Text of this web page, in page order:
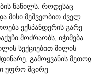
ნაწილს. როდესაც
მისი მეშვეობით ძველ
ექსპანდერის გარე
მოძრაობს, იჭიმება
სექციებით მილის
გამოყვანის
უფრო მცირე